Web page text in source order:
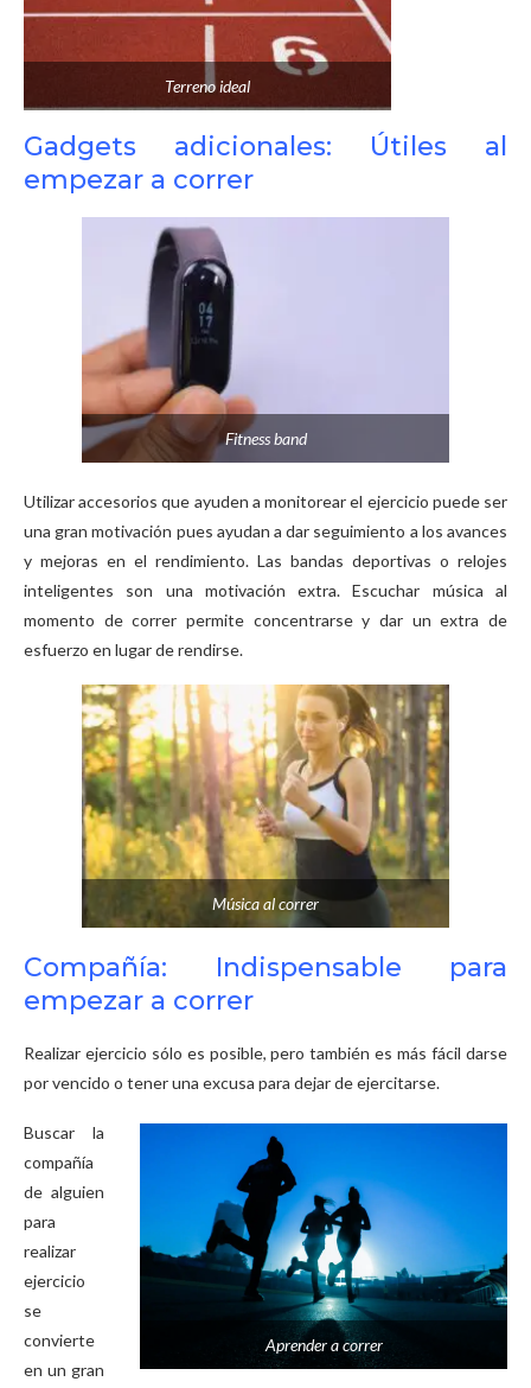
Terreno ideal
Gadgets adicionales: Útiles al
empezar a correr
Fitness band
Utilizar accesorios que ayuden a monitorear el ejercicio puede ser
una gran motivación pues ayudan a dar seguimiento a los avances
y mejoras en el rendimiento. Las bandas deportivas o relojes
inteligentes son una motivación extra. Escuchar música al
momento de correr permite concentrarse y dar un extra de
esfuerzo en lugar de rendirse.
Música al correr
Compañía: Indispensable para
empezar a correr
Realizar ejercicio sólo es posible, pero también es más fácil darse
por vencido o tener una excusa para dejar de ejercitarse.
Aprender a correr
Buscar la
compañía
de alguien
para
realizar
ejercicio
se
convierte
en un gran